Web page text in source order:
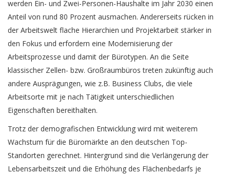
werden Ein- und Zwei-Personen-Haushalte im Jahr 2030 einen
Anteil von rund 80 Prozent ausmachen. Andererseits rücken in
der Arbeitswelt flache Hierarchien und Projektarbeit stärker in
den Fokus und erfordern eine Modernisierung der
Arbeitsprozesse und damit der Bürotypen. An die Seite
klassischer Zellen- bzw. Großraumbüros treten zukünftig auch
andere Ausprägungen, wie z.B. Business Clubs, die viele
Arbeitsorte mit je nach Tätigkeit unterschiedlichen
Eigenschaften bereithalten.
Trotz der demografischen Entwicklung wird mit weiterem
Wachstum für die Büromärkte an den deutschen Top-
Standorten gerechnet. Hintergrund sind die Verlängerung der
Lebensarbeitszeit und die Erhöhung des Flächenbedarfs je